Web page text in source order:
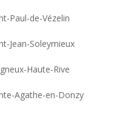
Paul-de-Vézelin
Jean-Soleymieux
Haute-Rive
Agathe-en-Donzy